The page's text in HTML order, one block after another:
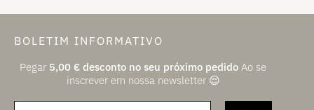
BOLETIM INFORMATIVO
Pegar 5,00 € desconto no seu próximo pedido Ao se
inscrever em nossa newsletter 😌